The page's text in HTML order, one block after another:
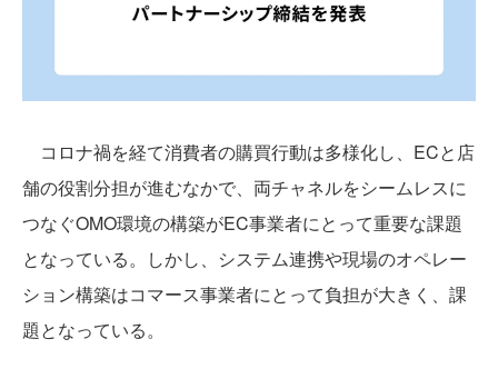
コロナ禍を経て消費者の購買行動は多様化し、ECと店
舗の役割分担が進むなかで、両チャネルをシームレスに
つなぐOMO環境の構築がEC事業者にとって重要な課題
となっている。しかし、システム連携や現場のオペレー
ション構築はコマース事業者にとって負担が大きく、課
題となっている。